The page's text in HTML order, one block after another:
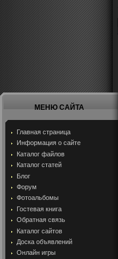
МЕНЮ САЙТА
Главная страница
Информация о сайте
Каталог файлов
Каталог статей
Блог
Форум
Фотоальбомы
Гостевая книга
Обратная связь
Каталог сайтов
Доска объявлений
Онлайн игры